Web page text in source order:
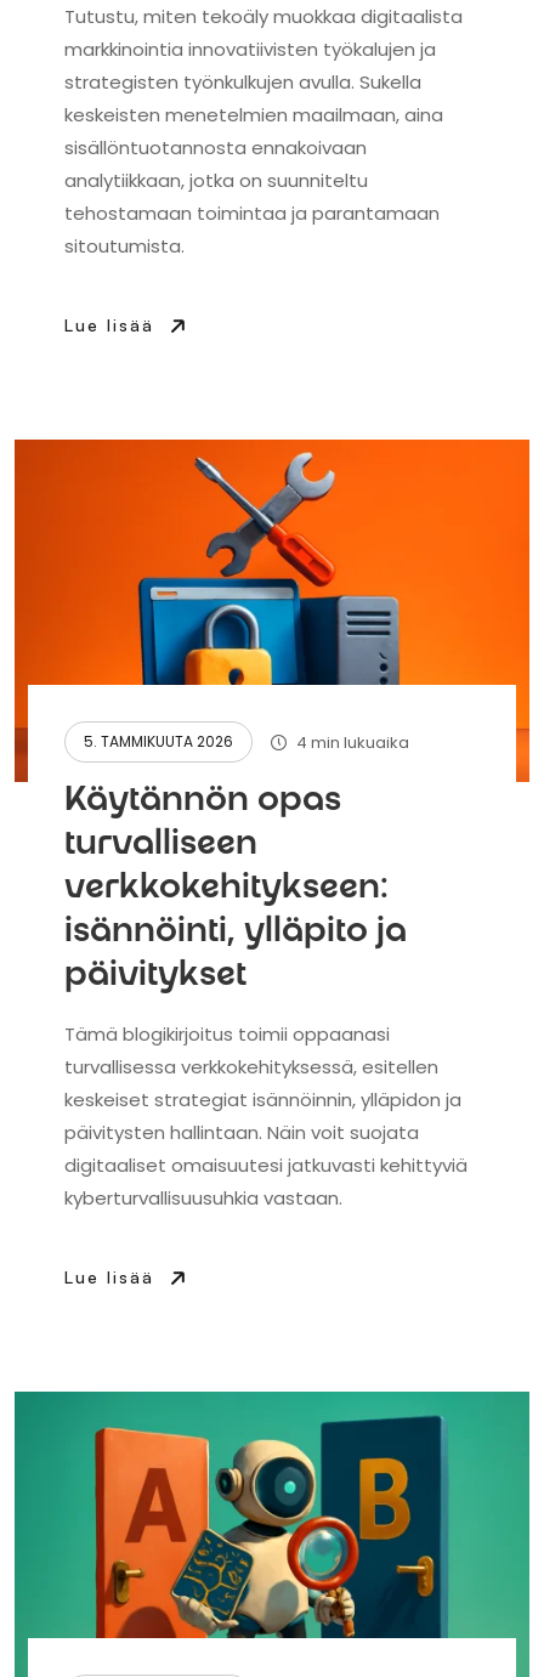
Tutustu, miten tekoäly muokkaa digitaalista
markkinointia innovatiivisten työkalujen ja
strategisten työnkulkujen avulla. Sukella
keskeisten menetelmien maailmaan, aina
sisällöntuotannosta ennakoivaan
analytiikkaan, jotka on suunniteltu
tehostamaan toimintaa ja parantamaan
sitoutumista.
Lue lisää
5. TAMMIKUUTA 2026 4 min lukuaika
Käytännön opas
turvalliseen
verkkokehitykseen:
isännöinti, ylläpito ja
päivitykset
Tämä blogikirjoitus toimii oppaanasi
turvallisessa verkkokehityksessä, esitellen
keskeiset strategiat isännöinnin, ylläpidon ja
päivitysten hallintaan. Näin voit suojata
digitaaliset omaisuutesi jatkuvasti kehittyviä
kyberturvallisuusuhkia vastaan.
Lue lisää